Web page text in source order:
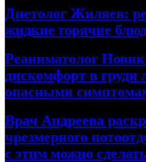
Диетолог Жиляев:
жидкие горячие
Реаниматолог
дискомфорт в груди
опасными
Врач Андреева
чрезмерного
с этим можно сделать